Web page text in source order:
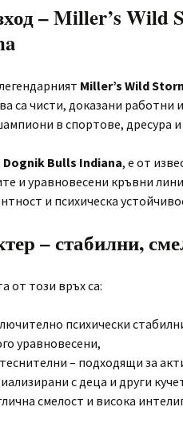
– Miller’s Wild
Miller’s Wild
са чисти, доказани
в спортове, дресура
Dognik Bulls Indiana, е от
и уравновесени кръвни
и психическа
– стабилни,
от този връх са:
психически
уравновесени,
– подходящи за
с деца и други
смелост и висока